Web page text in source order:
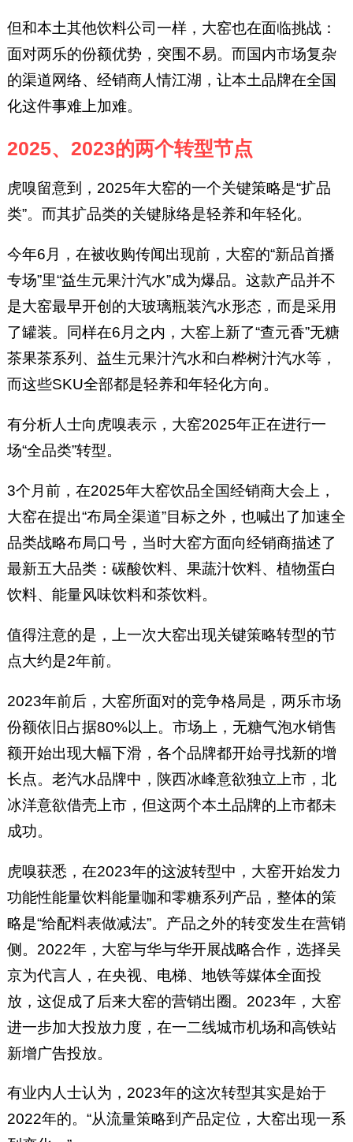
但和本土其他饮料公司一样，大窑也在面临挑战：
面对两乐的份额优势，突围不易。而国内市场复杂
的渠道网络、经销商人情江湖，让本土品牌在全国
化这件事难上加难。
2025、2023的两个转型节点
虎嗅留意到，2025年大窑的一个关键策略是“扩品
类”。而其扩品类的关键脉络是轻养和年轻化。
今年6月，在被收购传闻出现前，大窑的“新品首播
专场”里“益生元果汁汽水”成为爆品。这款产品并不
是大窑最早开创的大玻璃瓶装汽水形态，而是采用
了罐装。同样在6月之内，大窑上新了“查元香”无糖
茶果茶系列、益生元果汁汽水和白桦树汁汽水等，
而这些SKU全部都是轻养和年轻化方向。
有分析人士向虎嗅表示，大窑2025年正在进行一
场“全品类”转型。
3个月前，在2025年大窑饮品全国经销商大会上，
大窑在提出“布局全渠道”目标之外，也喊出了加速全
品类战略布局口号，当时大窑方面向经销商描述了
最新五大品类：碳酸饮料、果蔬汁饮料、植物蛋白
饮料、能量风味饮料和茶饮料。
值得注意的是，上一次大窑出现关键策略转型的节
点大约是2年前。
2023年前后，大窑所面对的竞争格局是，两乐市场
份额依旧占据80%以上。市场上，无糖气泡水销售
额开始出现大幅下滑，各个品牌都开始寻找新的增
长点。老汽水品牌中，陕西冰峰意欲独立上市，北
冰洋意欲借壳上市，但这两个本土品牌的上市都未
成功。
虎嗅获悉，在2023年的这波转型中，大窑开始发力
功能性能量饮料能量咖和零糖系列产品，整体的策
略是“给配料表做减法”。产品之外的转变发生在营销
侧。2022年，大窑与华与华开展战略合作，选择吴
京为代言人，在央视、电梯、地铁等媒体全面投
放，这促成了后来大窑的营销出圈。2023年，大窑
进一步加大投放力度，在一二线城市机场和高铁站
新增广告投放。
有业内人士认为，2023年的这次转型其实是始于
2022年的。“从流量策略到产品定位，大窑出现一系